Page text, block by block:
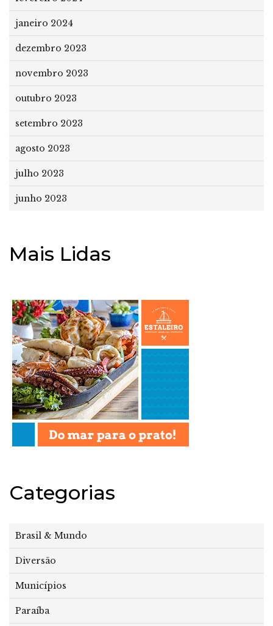
janeiro 2024
dezembro 2023
novembro 2023
outubro 2023
setembro 2023
agosto 2023
julho 2023
junho 2023
Mais Lidas
Categorias
Brasil & Mundo
Diversão
Municípios
Paraíba